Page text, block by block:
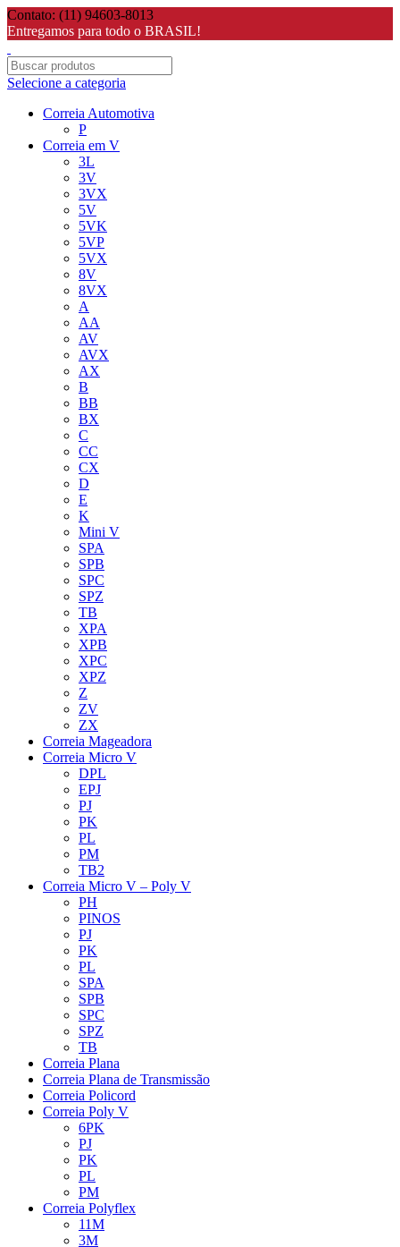
Contato: (11) 94603-8013
Entregamos para todo o BRASIL!
Selecione a categoria
Correia Automotiva
P
Correia em V
3L
3V
3VX
5V
5VK
5VP
5VX
8V
8VX
A
AA
AV
AVX
AX
B
BB
BX
C
CC
CX
D
E
K
Mini V
SPA
SPB
SPC
SPZ
TB
XPA
XPB
XPC
XPZ
Z
ZV
ZX
Correia Mageadora
Correia Micro V
DPL
EPJ
PJ
PK
PL
PM
TB2
Correia Micro V – Poly V
PH
PINOS
PJ
PK
PL
SPA
SPB
SPC
SPZ
TB
Correia Plana
Correia Plana de Transmissão
Correia Policord
Correia Poly V
6PK
PJ
PK
PL
PM
Correia Polyflex
11M
3M